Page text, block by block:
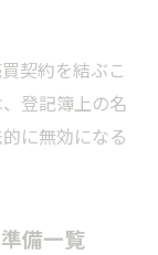
契約を結ぶこ
登記簿上の名
に無効になる
備一覧